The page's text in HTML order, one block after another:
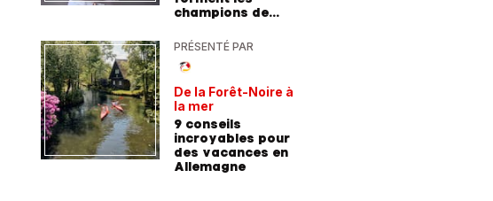
champions de
PRÉSENTÉ PAR
De la Forêt-Noire à
la mer
9 conseils
incroyables pour
des vacances en
Allemagne